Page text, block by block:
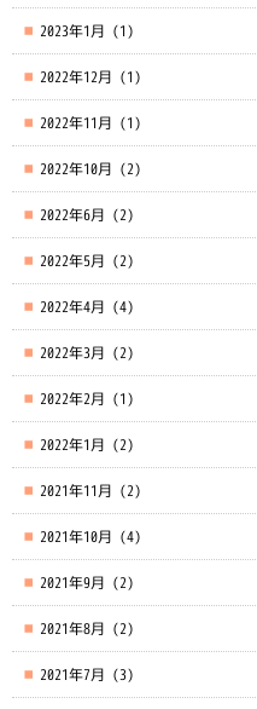
2023年1月 (1)
2022年12月 (1)
2022年11月 (1)
2022年10月 (2)
2022年6月 (2)
2022年5月 (2)
2022年4月 (4)
2022年3月 (2)
2022年2月 (1)
2022年1月 (2)
2021年11月 (2)
2021年10月 (4)
2021年9月 (2)
2021年8月 (2)
2021年7月 (3)